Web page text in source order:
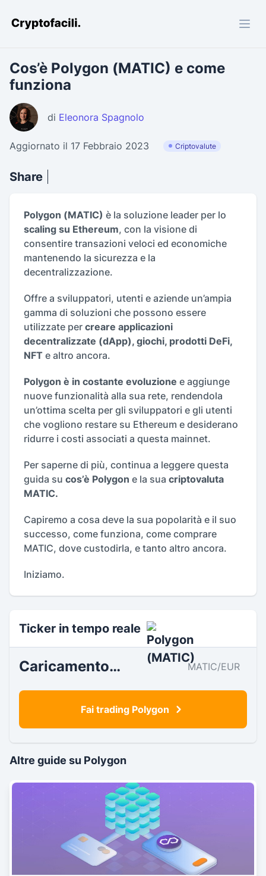
Cryptofacili.com
Cos’è Polygon (MATIC) e come
funziona
di Eleonora Spagnolo
Aggiornato il 17 Febbraio 2023 Criptovalute
Share
Polygon (MATIC) è la soluzione leader per lo
scaling su Ethereum, con la visione di
consentire transazioni veloci ed economiche
mantenendo la sicurezza e la
decentralizzazione.
Offre a sviluppatori, utenti e aziende un’ampia
gamma di soluzioni che possono essere
utilizzate per creare applicazioni
decentralizzate (dApp), giochi, prodotti DeFi,
NFT e altro ancora.
Polygon è in costante evoluzione e aggiunge
nuove funzionalità alla sua rete, rendendola
un’ottima scelta per gli sviluppatori e gli utenti
che vogliono restare su Ethereum e desiderano
ridurre i costi associati a questa mainnet.
Per saperne di più, continua a leggere questa
guida su cos’è Polygon e la sua criptovaluta
MATIC.
Capiremo a cosa deve la sua popolarità e il suo
successo, come funziona, come comprare
MATIC, dove custodirla, e tanto altro ancora.
Iniziamo.
Ticker in tempo reale
Caricamento… MATIC/EUR
Fai trading Polygon
Altre guide su Polygon